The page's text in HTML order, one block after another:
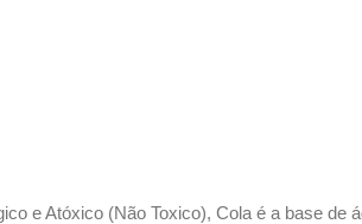
e Atóxico (Não Toxico), Cola é a base de